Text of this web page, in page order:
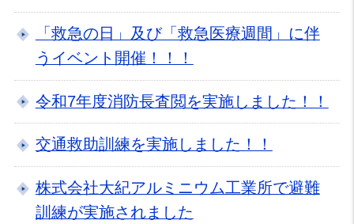
「救急の日」及び「救急医療週間」に伴
うイベント開催！！！
令和7年度消防長査閲を実施しました！！
交通救助訓練を実施しました！！
株式会社大紀アルミニウム工業所で避難
訓練が実施されました